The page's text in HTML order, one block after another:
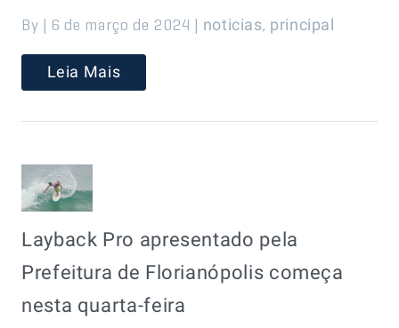
By | 6 de março de 2024 | noticias, principal
Leia Mais
Layback Pro apresentado pela
Prefeitura de Florianópolis começa
nesta quarta-feira